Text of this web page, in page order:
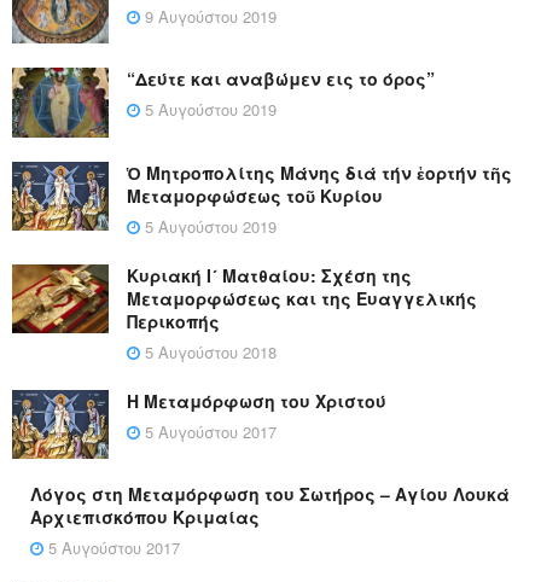
9 Αυγούστου 2019
“Δεύτε και αναβώμεν εις το όρος”
5 Αυγούστου 2019
Ὁ Μητροπολίτης Μάνης διά τήν ἑορτήν τῆς
Μεταμορφώσεως τοῦ Κυρίου
5 Αυγούστου 2019
Κυριακή Ι´ Ματθαίου: Σχέση της
Μεταμορφώσεως και της Ευαγγελικής
Περικοπής
5 Αυγούστου 2018
Η Μεταμόρφωση του Χριστού
5 Αυγούστου 2017
Λόγος στη Μεταμόρφωση του Σωτήρος – Αγίου Λουκά
Αρχιεπισκόπου Κριμαίας
5 Αυγούστου 2017